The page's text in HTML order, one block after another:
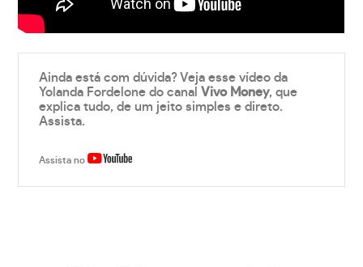
Ainda está com dúvida? Veja esse vídeo da
Yolanda Fordelone do canalVivo Money, que
explica tudo, de um jeito simples e direto.
Assista.
Assista no